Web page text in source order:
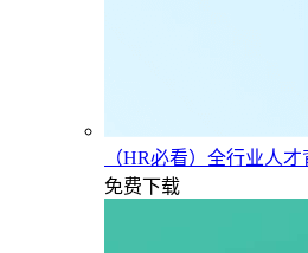
（HR必看）全行业人
免费下载